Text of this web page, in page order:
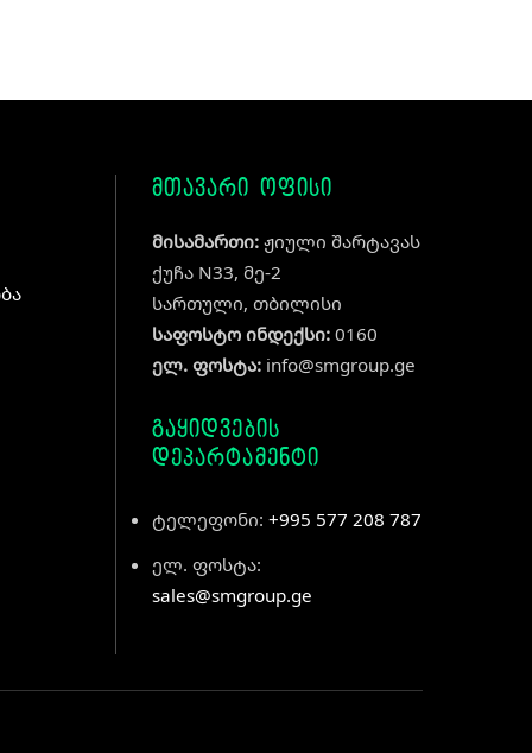
მთავარი ოფისი
მისამართი: ჟიული შარტავას
ქუჩა N33, მე-2
სართული, თბილისი
საფოსტო ინდექსი:0160
ელ. ფოსტა: info@smgroup.ge
გაყიდვების
დეპარტამენტი
ტელეფონი: +995 577 208 787
ელ. ფოსტა:
sales@smgroup.ge